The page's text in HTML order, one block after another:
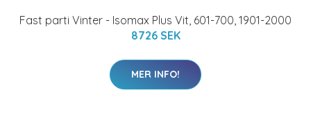
Fast parti Vinter - Isomax Plus Vit, 601-700, 1901-2000
8726 SEK
MER INFO!